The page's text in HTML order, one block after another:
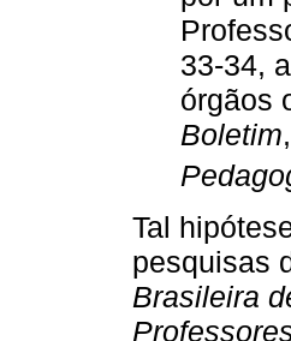
33-34,
órgãos
Boletim
Tal
pesquisas
Brasileira